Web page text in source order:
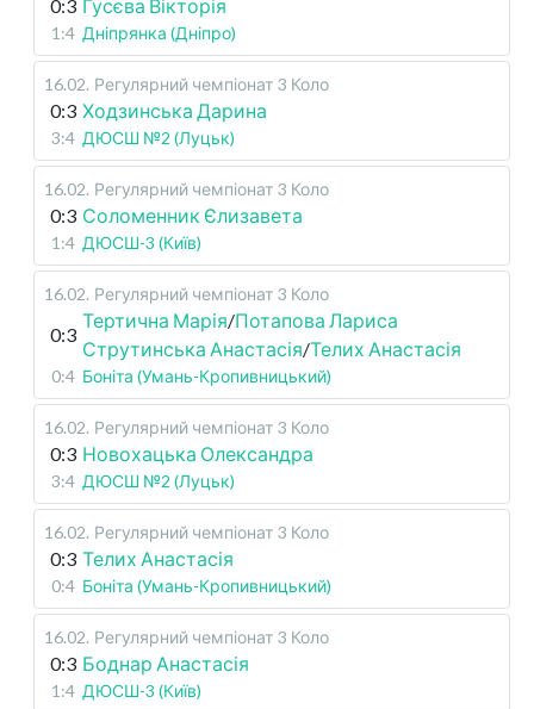
0:3 Гусєва Вікторія
1:4 Дніпрянка (Дніпро)
16.02. Регулярний чемпіонат 3 Коло
0:3 Ходзинська Дарина
3:4 ДЮСШ №2 (Луцьк)
16.02. Регулярний чемпіонат 3 Коло
0:3 Соломенник Єлизавета
1:4 ДЮСШ-3 (Київ)
16.02. Регулярний чемпіонат 3 Коло
0:3
Тертична Марія/Потапова Лариса
Струтинська Анастасія/Телих Анастасія
0:4 Боніта (Умань-Кропивницький)
16.02. Регулярний чемпіонат 3 Коло
0:3 Новохацька Олександра
3:4 ДЮСШ №2 (Луцьк)
16.02. Регулярний чемпіонат 3 Коло
0:3 Телих Анастасія
0:4 Боніта (Умань-Кропивницький)
16.02. Регулярний чемпіонат 3 Коло
0:3 Боднар Анастасія
1:4 ДЮСШ-3 (Київ)